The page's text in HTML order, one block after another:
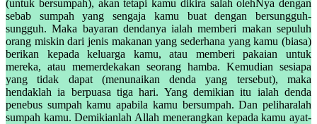
(untuk bersumpah), akan tetapi kamu dikira salah olehNya dengan
sebab sumpah yang sengaja kamu buat dengan bersungguh-
sungguh. Maka bayaran dendanya ialah memberi makan sepuluh
orang miskin dari jenis makanan yang sederhana yang kamu (biasa)
berikan kepada keluarga kamu, atau memberi pakaian untuk
mereka, atau memerdekakan seorang hamba. Kemudian sesiapa
yang tidak dapat (menunaikan denda yang tersebut), maka
hendaklah ia berpuasa tiga hari. Yang demikian itu ialah denda
penebus sumpah kamu apabila kamu bersumpah. Dan peliharalah
sumpah kamu. Demikianlah Allah menerangkan kepada kamu ayat-